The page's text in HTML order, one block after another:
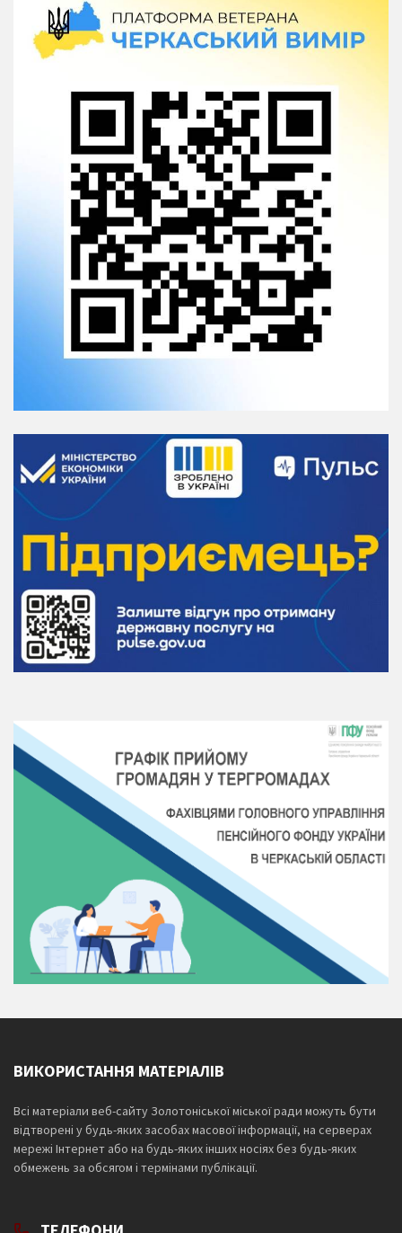
ВИКОРИСТАННЯ МАТЕРІАЛІВ
Всі матеріали веб-сайту Золотоніської міської ради можуть бути
відтворені у будь-яких засобах масової інформації, на серверах
мережі Інтернет або на будь-яких інших носіях без будь-яких
обмежень за обсягом і термінами публікації.